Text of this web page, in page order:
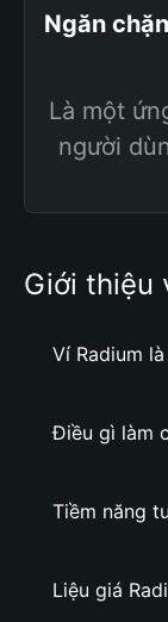
Ngăn
Là một
người
Giới thiệu
Ví Radium
Điều gì làm
Tiềm năng
Liệu giá